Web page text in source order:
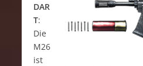
DAR
T:
Die
M26
ist